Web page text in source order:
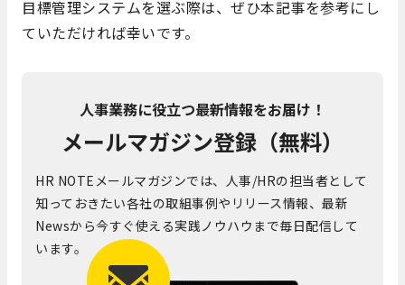
目標管理システムを選ぶ際は、ぜひ本記事を参考にし
ていただければ幸いです。
人事業務に役立つ最新情報をお届け！
メールマガジン登録（無料）
HR NOTEメールマガジンでは、人事/HRの担当者として
知っておきたい各社の取組事例やリリース情報、最新
Newsから今すぐ使える実践ノウハウまで毎日配信して
います。